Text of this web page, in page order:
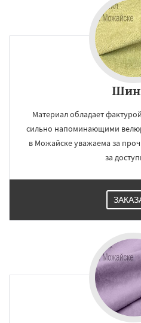
Материал обладает
сильно напоминающими
в Можайске уважаема за
за